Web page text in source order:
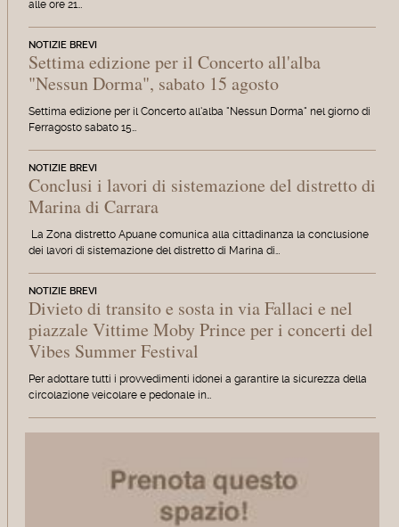
alle ore 21…
NOTIZIE BREVI
Settima edizione per il Concerto all'alba
"Nessun Dorma", sabato 15 agosto
Settima edizione per il Concerto all'alba "Nessun Dorma" nel giorno di
Ferragosto sabato 15…
NOTIZIE BREVI
Conclusi i lavori di sistemazione del distretto di
Marina di Carrara
La Zona distretto Apuane comunica alla cittadinanza la conclusione
dei lavori di sistemazione del distretto di Marina di…
NOTIZIE BREVI
Divieto di transito e sosta in via Fallaci e nel
piazzale Vittime Moby Prince per i concerti del
Vibes Summer Festival
Per adottare tutti i provvedimenti idonei a garantire la sicurezza della
circolazione veicolare e pedonale in…